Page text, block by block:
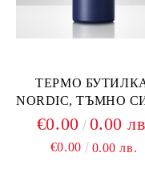
ТЕРМО
NORDIC, ТЪМНО
€0.00 0.00
€0.00 0.00 лв.